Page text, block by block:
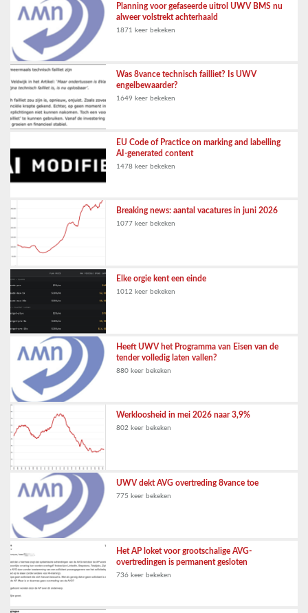
Planning voor gefaseerde uitrol UWV BMS nu
alweer volstrekt achterhaald
1871 keer bekeken
Was 8vance technisch failliet? Is UWV
engelbewaarder?
1649 keer bekeken
EU Code of Practice on marking and labelling
AI-generated content
1478 keer bekeken
Breaking news: aantal vacatures in juni 2026
1077 keer bekeken
Elke orgie kent een einde
1012 keer bekeken
Heeft UWV het Programma van Eisen van de
tender volledig laten vallen?
880 keer bekeken
Werkloosheid in mei 2026 naar 3,9%
802 keer bekeken
UWV dekt AVG overtreding 8vance toe
775 keer bekeken
Het AP loket voor grootschalige AVG-
overtredingen is permanent gesloten
736 keer bekeken